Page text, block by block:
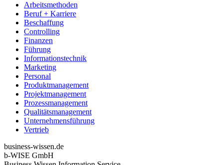
Arbeitsmethoden
Beruf + Karriere
Beschaffung
Controlling
Finanzen
Führung
Informationstechnik
Marketing
Personal
Produktmanagement
Projektmanagement
Prozessmanagement
Qualitätsmanagement
Unternehmensführung
Vertrieb
business-wissen.de
b-WISE GmbH